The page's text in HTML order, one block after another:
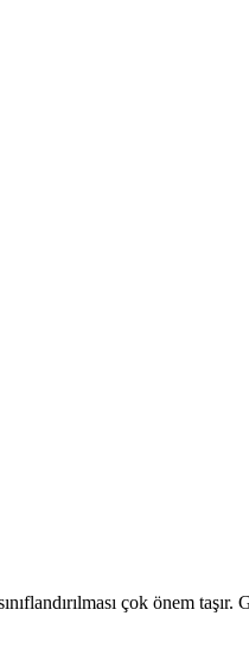
çok önem taşır.